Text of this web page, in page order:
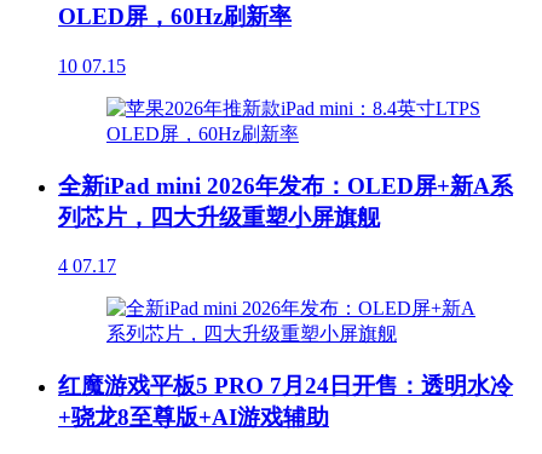
OLED屏，60Hz刷新率
10 07.15
全新iPad mini 2026年发布：OLED屏+新A系
列芯片，四大升级重塑小屏旗舰
4 07.17
红魔游戏平板5 PRO 7月24日开售：透明水冷
+骁龙8至尊版+AI游戏辅助